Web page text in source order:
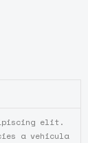
elit.
a vehicula